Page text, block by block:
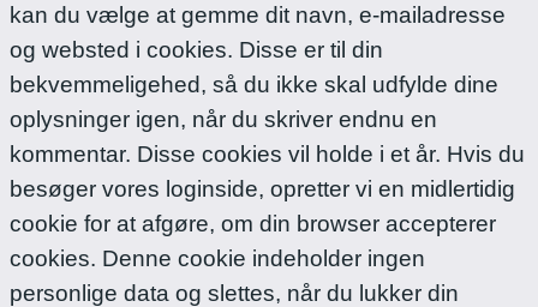
kan du vælge at gemme dit navn, e-mailadresse
og websted i cookies. Disse er til din
bekvemmeligehed, så du ikke skal udfylde dine
oplysninger igen, når du skriver endnu en
kommentar. Disse cookies vil holde i et år. Hvis du
besøger vores loginside, opretter vi en midlertidig
cookie for at afgøre, om din browser accepterer
cookies. Denne cookie indeholder ingen
personlige data og slettes, når du lukker din